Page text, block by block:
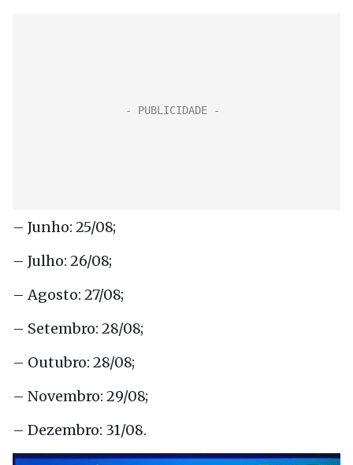
– Junho: 25/08;
– Julho: 26/08;
– Agosto: 27/08;
– Setembro: 28/08;
– Outubro: 28/08;
– Novembro: 29/08;
– Dezembro: 31/08.